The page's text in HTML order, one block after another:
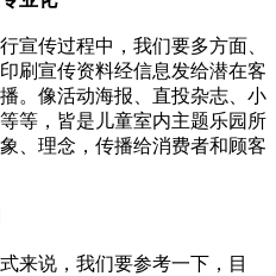
传过程中，我们要多方面、
刷宣传资料经信息发给潜在客
。像活动海报、直投杂志、小
等，皆是儿童室内主题乐园所
、理念，传播给消费者和顾客
说，我们要参考一下，目